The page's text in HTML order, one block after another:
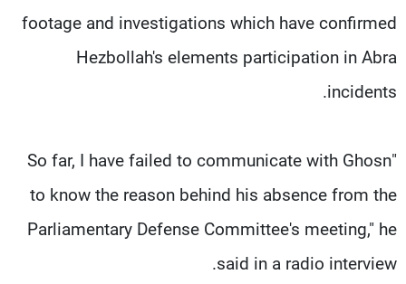
footage and investigations which have confirmed
Hezbollah's elements participation in Abra
incidents.
"So far, I have failed to communicate with Ghosn
to know the reason behind his absence from the
Parliamentary Defense Committee's meeting," he
said in a radio interview.